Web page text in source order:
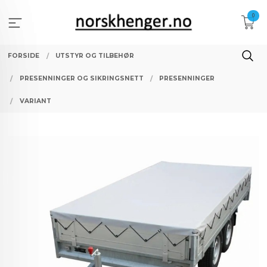
innholdet
0
FORSIDE UTSTYR OG TILBEHØR
PRESENNINGER OG SIKRINGSNETT PRESENNINGER
VARIANT